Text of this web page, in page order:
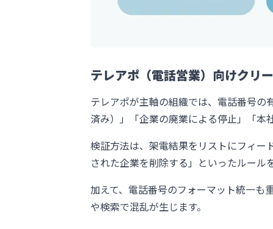
テレアポ（電話営業）向けクリ
テレアポが主軸の組織では、電話番号の
済み）」「企業の廃業による停止」「本
検証方法は、架電結果をリストにフィー
された企業を削除する」といったルール
加えて、電話番号のフォーマット統一も
や検索で混乱が生じます。